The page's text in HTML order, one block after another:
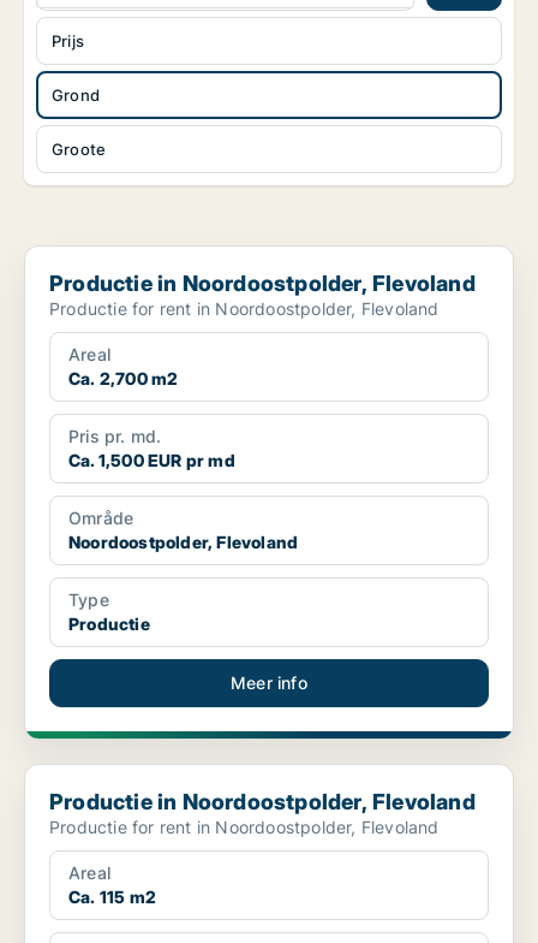
Grond
Groote
Prijs
Productie in Noordoostpolder, Flevoland
Productie in Noordoostpolder, Flevoland
Productie for rent in Noordoostpolder, Flevoland
Areal
Ca. 2,700 m2
Pris pr. md.
Ca. 1,500 EUR pr md
Område
Noordoostpolder, Flevoland
Type
Productie
Meer info
Productie in Noordoostpolder, Flevoland
Productie in Noordoostpolder, Flevoland
Productie for rent in Noordoostpolder, Flevoland
Areal
Ca. 115 m2